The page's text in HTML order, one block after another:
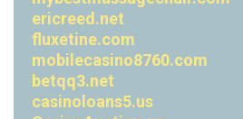
ericreed.net
fluxetine.com
mobilecasino8760.com
betqq3.net
casinoloans5.us